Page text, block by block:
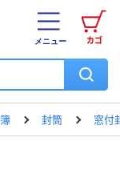
カゴ
メニュー
封筒 窓付